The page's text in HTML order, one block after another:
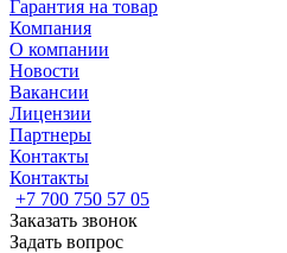
Гарантия на товар
Компания
О компании
Новости
Вакансии
Лицензии
Партнеры
Контакты
Контакты
+7 700 750 57 05
Заказать звонок
Задать вопрос